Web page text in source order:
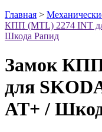
Главная >
КПП (MTL) 2274 INT
Шкода Рапид
Замок
для
AT+ /